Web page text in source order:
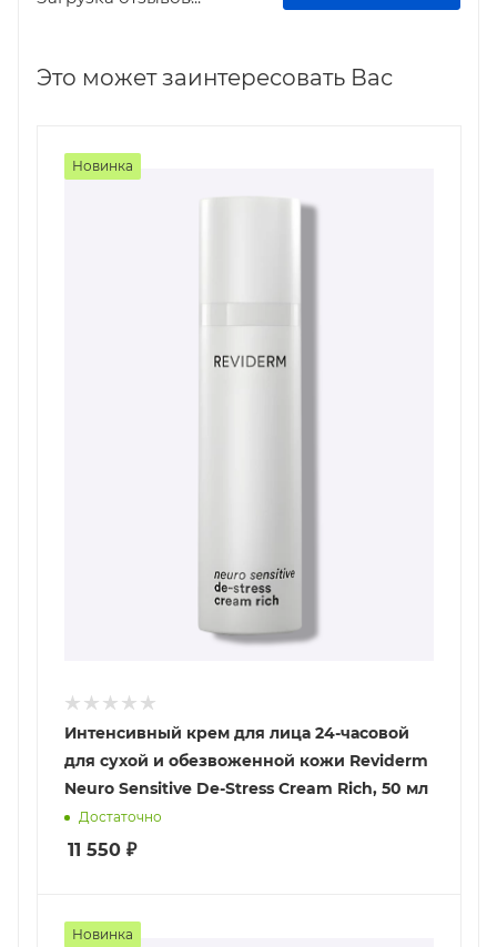
Это может заинтересовать Вас
Новинка
Интенсивный крем для лица 24-часовой
для сухой и обезвоженной кожи Reviderm
Neuro Sensitive De-Stress Cream Rich, 50 мл
Достаточно
11 550 ₽
Новинка